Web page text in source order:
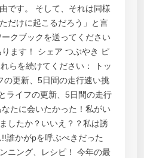
です。 そして、それは同様
だけに起こるだろう」と言
クブックを送ってください
ます！ シェア つぶやき ピ
らを続けてください： トッ
の更新、5日間の走行速い挑
ライフの更新、5日間の走行
たに会いたかった！私がい
したか？いいえ？？私は誘
誰かがpを呼ぶべきだった
ニング、レシピ！ 今年の最